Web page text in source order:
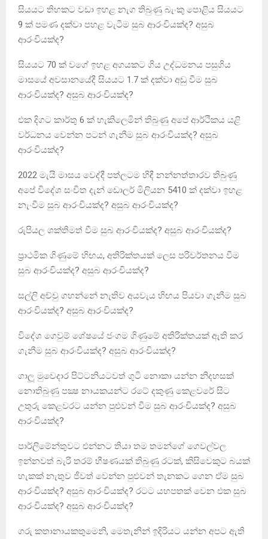
සියයට තිහකට වඩා ඉහළ නැග තිබුණු බැංකු පොළිය සියයට
9 ක් පමණ දක්වා පහළ වැටීම සුබ ආරංචියක්ද? අසුබ
ආරංචියක්ද?
සියයට 70 ක් වගේ ඉහළ අගයකට ගිය උද්ධමනය පසුගිය
මාසයේ අවසානයේදී සියයට 1.7 ක් දක්වා අඩු වීම සුබ
ආරංචියක්ද? අසුබ ආරංචියක්ද?
එක දිගට කාර්තු 6 ක් හැකිලෙමින් තිබුණු අපේ ආර්ථිකය යළි
වර්ධනය වෙන්න පටන් ගැනීම සුබ ආරංචියක්ද? අසුබ
ආරංචියක්ද?
2022 මැයි මාසය වෙද්දී පත්ලටම හිඳී නන්නත්තාරව තිබුණු
අපේ විදේශ සංචිත දැන් ඩොලර් මිලියන 5410 ක් දක්වා ඉහළ
නැංවීම සුබ ආරංචියක්ද? අසුබ ආරංචියක්ද?
රුපියල ශක්තිමත් වීම සුබ ආරංචියක්ද? අසුබ ආරංචියක්ද?
ප්‍රාථමික ගිණුමේ හිඟය, අතිරික්තයක් ලෙස පරිවර්තනය වීම
සුබ ආරංචියක්ද? අසුබ ආරංචියක්ද?
සල්ලි අච්චු ගහන්නේ නැතිව අයවැය හිඟය පියවා ගැනීම සුබ
ආරංචියක්ද? අසුබ ආරංචියක්ද?
විදේශ ගෙවුම් ශේෂයේ ජංගම ගිණුමේ අතිරික්තයක් ඇති කර
ගැනීම සුබ ආරංචියක්ද? අසුබ ආරංචියක්ද?
ගාලූ මුවෙදාර පිට්ටනියටවත් ගුටි නොකා යන්න නිදහසක්
නොතිබුණු පක්‍ෂ නායකයන්ට රටේ දකුණු කෙළවරේ සිට
උතුරු කෙළවරට යන්න පුළුවන් වීම සුබ ආරංචියක්ද? අසුබ
ආරංචියක්ද?
පාර්ලිමේන්තුවට එන්නට තියා තම තමන්ගේ ගෙවල්වල
ඉන්නවත් බැරි තරම් භීෂණයක් තිබුණු රටක්, කිසිවෙකුට බයක්
හැකක් නැතුව ජීවත් වෙන්න පුළුවන් තැනකට ගෙන ඒම සුබ
ආරංචියක්ද? අසුබ ආරංචියක්ද? රටට යහපතක් වෙන එක සුබ
ආරංචියක්ද? අසුබ ආරංචියක්ද?
ගරු කතානායකතුමෙනි, මෙතැනින් ඉදිරියට යන්න අපට ඇති